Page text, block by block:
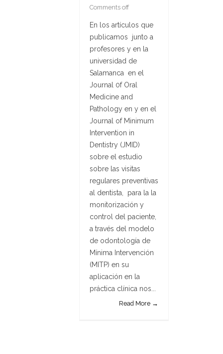
Comments off
En los artículos que
publicamos junto a
profesores y en la
universidad de
Salamanca en el
Journal 0f Oral
Medicine and
Pathology en y en el
Journal of Minimum
Intervention in
Dentistry (JMID)
sobre el estudio
sobre las visitas
regulares preventivas
al dentista, para la la
monitorización y
control del paciente,
a través del modelo
de odontología de
Mínima Intervención
(MITP) en su
aplicación en la
práctica clínica nos...
Read More →